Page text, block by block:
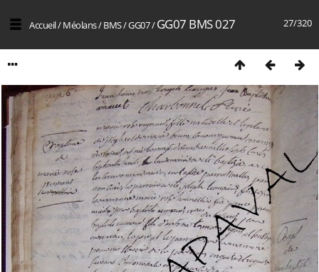
27/320
Accueil/Méolans/BMS/GG07/GG07 BMS 027